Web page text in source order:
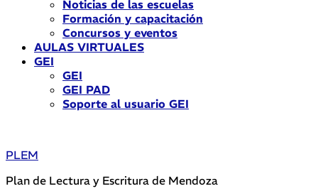
Noticias de las escuelas
Formación y capacitación
Concursos y eventos
AULAS VIRTUALES
GEI
GEI
GEI PAD
Soporte al usuario GEI
PLEM
Plan de Lectura y Escritura de Mendoza